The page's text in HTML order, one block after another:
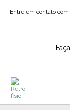
Entre em contato